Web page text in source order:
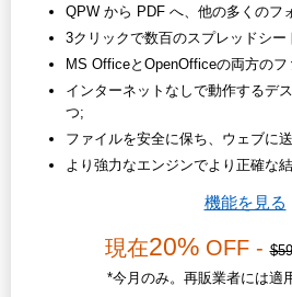
QPW から PDF へ、他の多くのフ
3クリックで数百のスプレッドシー
MS OfficeとOpenOfficeの両方のフ
インターネットなしで動作するデ
つ;
ファイルを安全に保ち、ウェブに
より強力なエンジンでより正確な結
機能を見る
現在20%OFF -
*今月のみ。再販業者には適